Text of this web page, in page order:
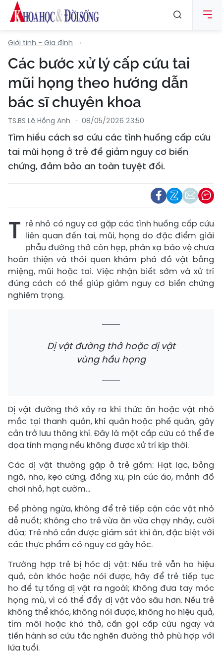
Giới tính - Gia đình
Các bước xử lý cấp cứu tai
mũi họng theo hướng dẫn
bác sĩ chuyên khoa
TS.BS Lê Hồng Anh 08/05/2026 23:50
Tìm hiểu cách sơ cứu các tình huống cấp cứu
tai mũi họng ở trẻ để giảm nguy cơ biến
chứng, đảm bảo an toàn tuyệt đối.
T rẻ nhỏ có nguy cơ gặp các tình huống cấp cứu
liên quan đến tai, mũi, họng do đặc điểm giải
phẫu đường thở còn hẹp, phản xạ bảo vệ chưa
hoàn thiện và thói quen khám phá đồ vật bằng
miệng, mũi hoặc tai. Việc nhận biết sớm và xử trí
đúng cách có thể giúp giảm nguy cơ biến chứng
nghiêm trọng.
Dị vật đường thở hoặc dị vật
vùng hầu họng
Dị vật đường thở xảy ra khi thức ăn hoặc vật nhỏ
mắc tại thanh quản, khí quản hoặc phế quản, gây
cản trở lưu thông khí. Đây là một cấp cứu có thể đe
dọa tính mạng nếu không được xử trí kịp thời.
Các dị vật thường gặp ở trẻ gồm: Hạt lạc, bỏng
ngô, nho, kẹo cứng, đồng xu, pin cúc áo, mảnh đồ
chơi nhỏ, hạt cườm...
Để phòng ngừa, không để trẻ tiếp cận các vật nhỏ
dễ nuốt; Không cho trẻ vừa ăn vừa chạy nhảy, cười
đùa; Trẻ nhỏ cần được giám sát khi ăn, đặc biệt với
các thực phẩm có nguy cơ gây hóc.
Trường hợp trẻ bị hóc dị vật: Nếu trẻ vẫn ho hiệu
quả, còn khóc hoặc nói được, hãy để trẻ tiếp tục
ho để tự tống dị vật ra ngoài; Không đưa tay móc
họng mù, vì có thể đẩy dị vật vào sâu hơn. Nếu trẻ
không thể khóc, không nói được, không ho hiệu quả,
tím môi hoặc khó thở, cần gọi cấp cứu ngay và
tiến hành sơ cứu tắc nghẽn đường thở phù hợp với
lứa tuổi.